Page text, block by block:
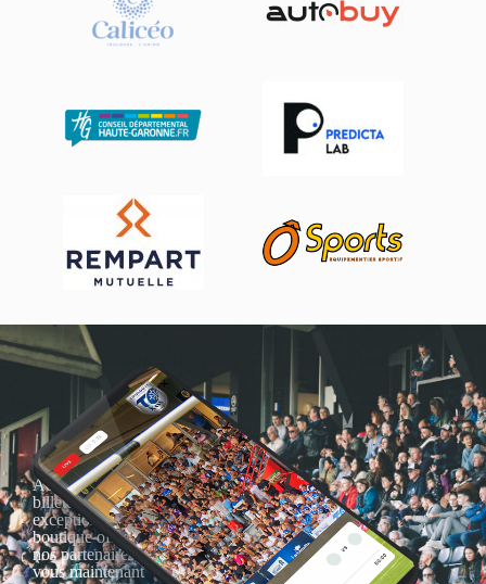
Actualités, nouveautés,
billetterie, remises
exceptionnelles dans la
boutique officielles & chez
nos partenaires… Inscrivez-
vous maintenant